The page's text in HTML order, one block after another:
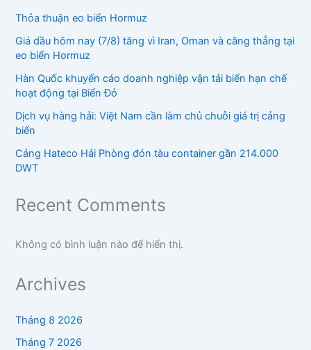
Thỏa thuận eo biển Hormuz
Giá dầu hôm nay (7/8) tăng vì Iran, Oman và căng thẳng tại
eo biển Hormuz
Hàn Quốc khuyến cáo doanh nghiệp vận tải biển hạn chế
hoạt động tại Biển Đỏ
Dịch vụ hàng hải: Việt Nam cần làm chủ chuỗi giá trị cảng
biển
Cảng Hateco Hải Phòng đón tàu container gần 214.000
DWT
Recent Comments
Không có bình luận nào để hiển thị.
Archives
Tháng 8 2026
Tháng 7 2026